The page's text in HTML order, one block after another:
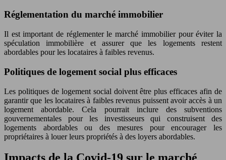
Réglementation du marché immobilier
Il est important de réglementer le marché immobilier pour éviter la
spéculation immobilière et assurer que les logements restent
abordables pour les locataires à faibles revenus.
Politiques de logement social plus efficaces
Les politiques de logement social doivent être plus efficaces afin de
garantir que les locataires à faibles revenus puissent avoir accès à un
logement abordable. Cela pourrait inclure des subventions
gouvernementales pour les investisseurs qui construisent des
logements abordables ou des mesures pour encourager les
propriétaires à louer leurs propriétés à des loyers abordables.